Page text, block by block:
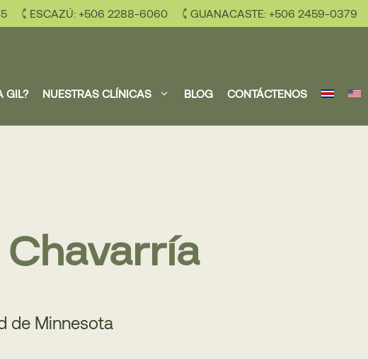
ESCAZÚ: +506 2288-6060 GUANACASTE: +506 2459-0379
GIL? NUESTRAS CLÍNICAS BLOG CONTÁCTENOS
de Minnesota